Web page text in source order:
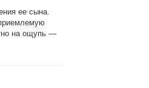
ее сына.
на ощупь —